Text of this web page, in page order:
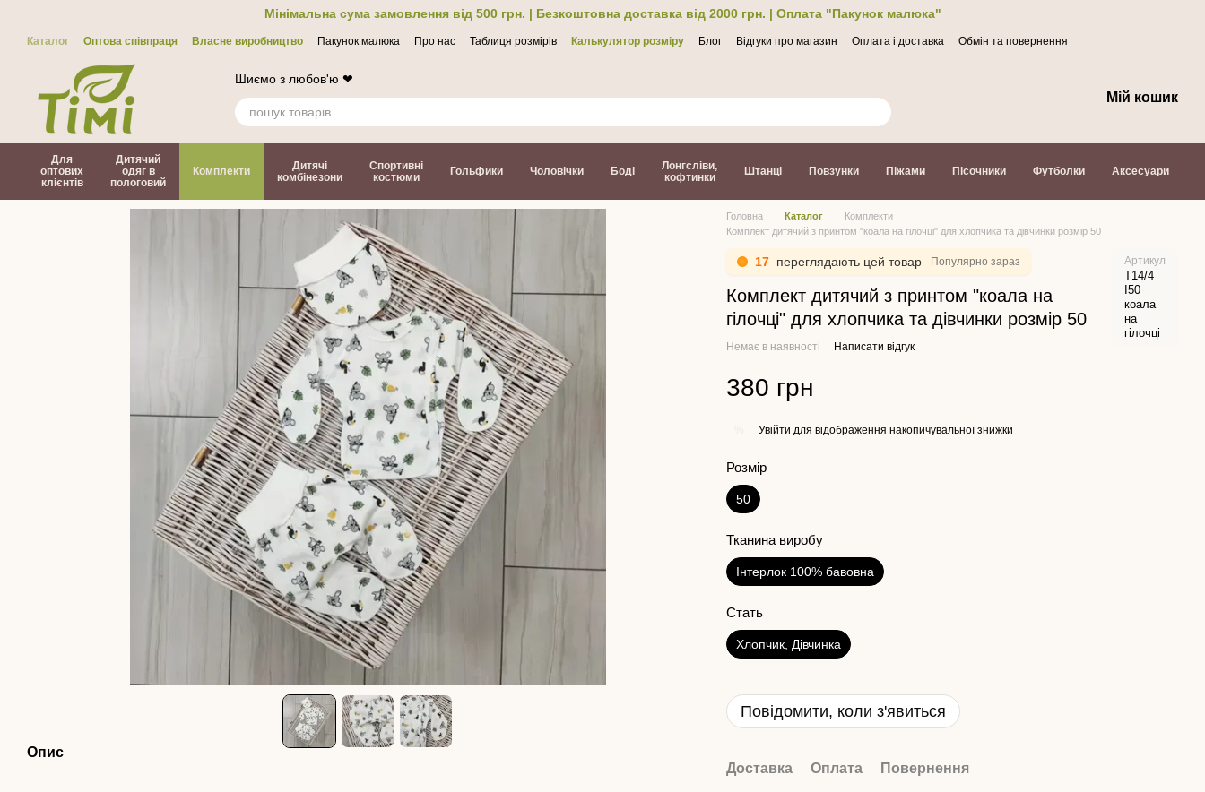
Мінімальна сума замовлення від 500 грн. | Безкоштовна доставка від 2000 грн. | Оплата "Пакунок малюка"
Каталог Оптова співпраця Власне виробництво Пакунок малюка Про нас Таблиця розмірів Калькулятор розміру Блог Відгуки про магазин Оплата і доставка
Обмін та повернення
Шиємо з любов'ю ❤
Мій кошик
Для
оптових
клієнтів
Дитячий
одяг в
пологовий
Комплекти
Дитячі
комбінезони
Спортивні
костюми
Гольфики Чоловічки Боді
Лонгсліви,
кофтинки
Штанці Повзунки Піжами Пісочники Футболки Аксесуари
Опис
Головна Каталог
Комплекти
Комплект дитячий з принтом "коала на гілочці" для хлопчика та дівчинки розмір 50
17 переглядають цей товар Популярно зараз
Комплект дитячий з принтом "коала на
гілочці" для хлопчика та дівчинки розмір 50
Артикул
Т14/4
І50
коала
на
гілочці
Немає в наявності Написати відгук
380 грн
Увійти для відображення накопичувальної знижки
Розмір
50
Тканина виробу
Інтерлок 100% бавовна
Стать
Хлопчик, Дівчинка
Повідомити, коли з'явиться
Доставка Оплата Повернення